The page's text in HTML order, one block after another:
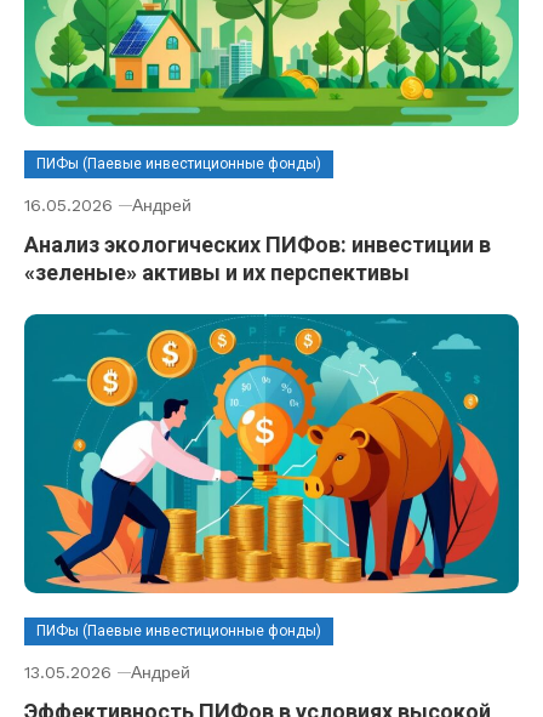
ПИФы (Паевые инвестиционные фонды)
16.05.2026 Андрей
Анализ экологических ПИФов: инвестиции в
«зеленые» активы и их перспективы
ПИФы (Паевые инвестиционные фонды)
13.05.2026 Андрей
Эффективность ПИФов в условиях высокой